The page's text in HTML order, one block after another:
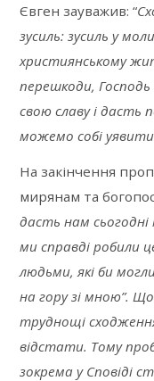
Євген зауважив: “
зусиль: зусиль у
християнському
перешкоди, Господь
свою славу і дасть
можемо собі
На закінчення
мирянам та
дасть нам
ми справді робили
людьми, які би
на гору зі мною”.
труднощі
відстати. Тому
зокрема у Сповіді